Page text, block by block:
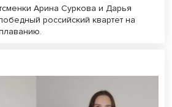
Арина Суркова и Дарья
российский квартет на